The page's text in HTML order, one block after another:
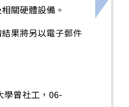
度丙級匹克球 教練講習會」
關硬體設備。
果將另以電子郵件
學曾社工，06-
下一